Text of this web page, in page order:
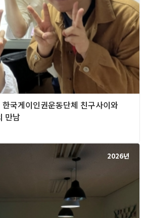
국게이인권운동단체 친구사이와
만남
2026년